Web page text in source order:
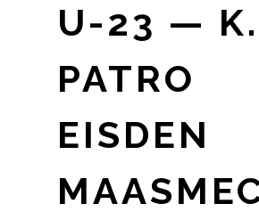
U-23 — K.
PATRO
EISDEN